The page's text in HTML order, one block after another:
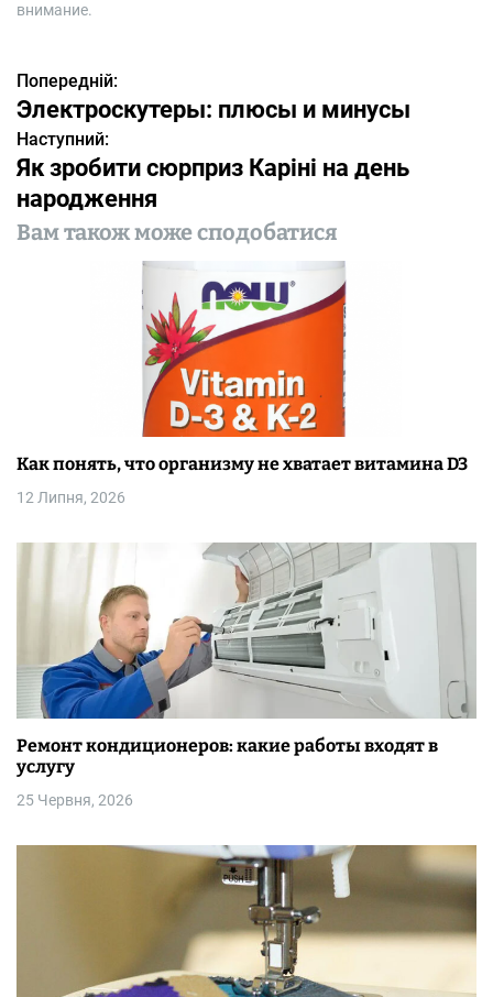
внимание.
Н
а
в
і
з
а
п
і
в
Попередній:
Электроскутеры: плюсы и минусы
Наступний:
Як зробити сюрприз Каріні на день
народження
Вам також може сподобатися
Как понять, что организму не хватает витамина D3
12 Липня, 2026
Ремонт кондиционеров: какие работы входят в
услугу
25 Червня, 2026